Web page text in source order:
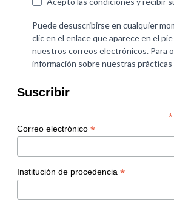
Suscribir
*
Correo electrónico *
Institución de procedencia *